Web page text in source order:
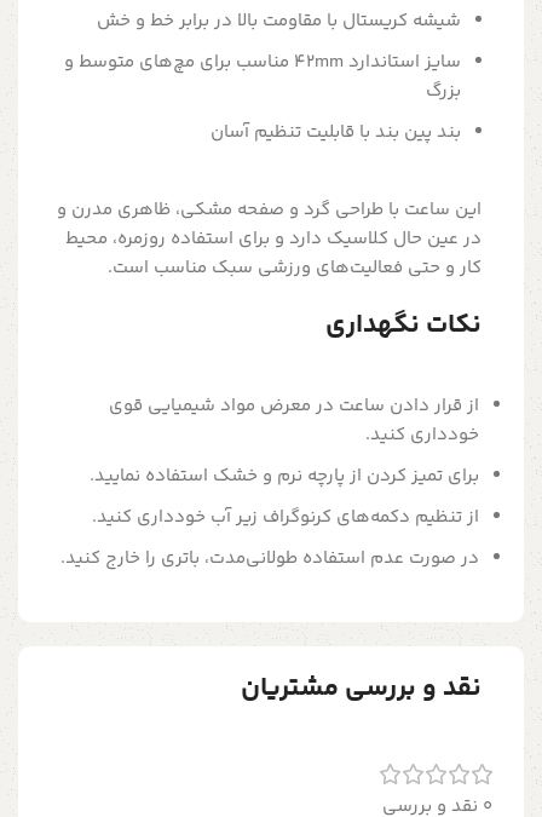
شیشه کریستال با مقاومت بالا در برابر خط و خش
سایز استاندارد 42mm مناسب برای مچ‌های متوسط و
بزرگ
بند پین بند با قابلیت تنظیم آسان
این ساعت با طراحی گرد و صفحه مشکی، ظاهری مدرن و
در عین حال کلاسیک دارد و برای استفاده روزمره، محیط
کار و حتی فعالیت‌های ورزشی سبک مناسب است.
نکات نگهداری
از قرار دادن ساعت در معرض مواد شیمیایی قوی
خودداری کنید.
برای تمیز کردن از پارچه نرم و خشک استفاده نمایید.
از تنظیم دکمه‌های کرنوگراف زیر آب خودداری کنید.
در صورت عدم استفاده طولانی‌مدت، باتری را خارج کنید.
نقد و بررسی مشتریان
0 نقد و بررسی